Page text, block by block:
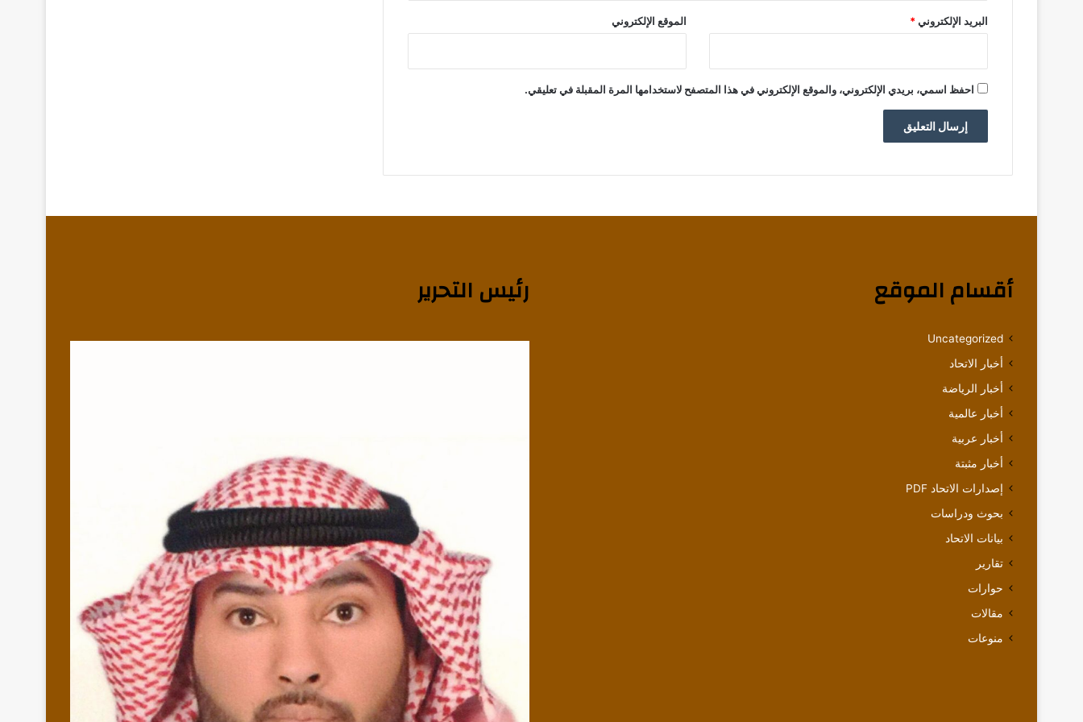
البريد الإلكتروني* الموقع الإلكتروني
احفظ اسمي، بريدي الإلكتروني، والموقع الإلكتروني في هذا المتصفح لاستخدامها المرة المقبلة في تعليقي.
أقسام الموقع
Uncategorized
أخبار الاتحاد
أخبار الرياضة
أخبار عالمية
أخبار عربية
أخبار مثبتة
إصدارات الاتحاد PDF
بحوث ودراسات
بيانات الاتحاد
تقارير
حوارات
مقالات
منوعات
رئيس التحرير